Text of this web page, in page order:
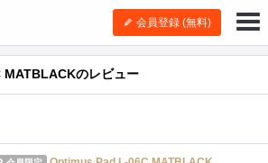
会員登録 (無料)
のレビュー